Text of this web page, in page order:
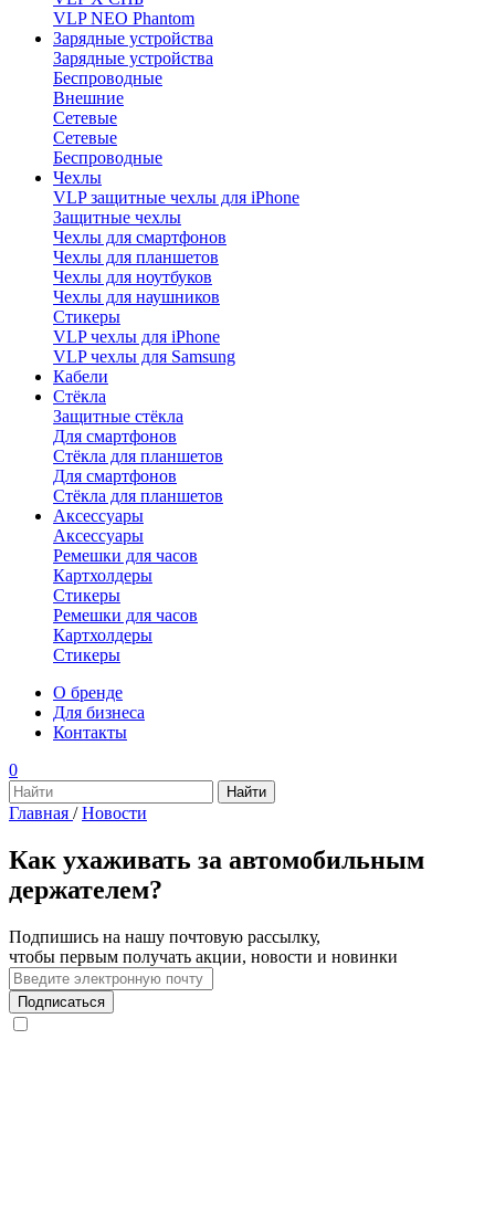
VLP NEO Phantom
Зарядные устройства
Зарядные устройства
Беспроводные
Внешние
Сетевые
Сетевые
Беспроводные
Чехлы
VLP защитные чехлы для iPhone
Защитные чехлы
Чехлы для смартфонов
Чехлы для планшетов
Чехлы для ноутбуков
Чехлы для наушников
Стикеры
VLP чехлы для iPhone
VLP чехлы для Samsung
Кабели
Стёкла
Защитные стёкла
Для смартфонов
Стёкла для планшетов
Для смартфонов
Стёкла для планшетов
Аксессуары
Аксессуары
Ремешки для часов
Картхолдеры
Стикеры
Ремешки для часов
Картхолдеры
Стикеры
О бренде
Для бизнеса
Контакты
0
Главная / Новости
Как ухаживать за автомобильным
держателем?
Подпишись на нашу почтовую рассылку,
чтобы первым получать акции, новости и новинки
Подписаться